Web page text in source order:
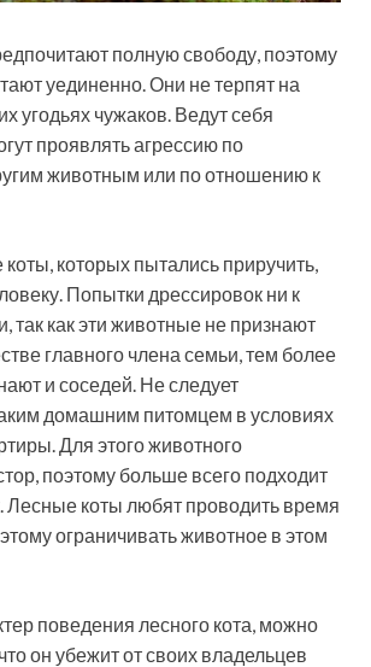
полную свободу, поэтому
уединенно. Они не терпят на
угодьях чужаков. Ведут себя
проявлять агрессию по
животным или по отношению к
которых пытались приручить,
Попытки дрессировок ни к
так как эти животные не признают
главного члена семьи, тем более
и соседей. Не следует
домашним питомцем в условиях
Для этого животного
поэтому больше всего подходит
Лесные коты любят проводить время
ограничивать животное в этом
поведения лесного кота, можно
он убежит от своих владельцев